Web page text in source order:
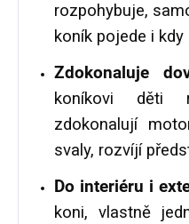
rozpohybuje,
koník pojede i kdy
Zdokonaluje
koníkovi děti
zdokonalují
svaly, rozvíjí
Do interiéru i
koni, vlastně